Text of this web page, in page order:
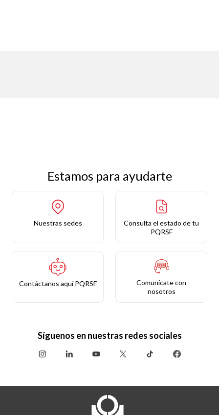
Estamos para ayudarte
Nuestras sedes
Consulta el estado de tu
PQRSF
Contáctanos aquí PQRSF
Comunícate con
nosotros
Síguenos en nuestras redes sociales